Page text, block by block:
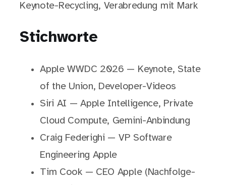
Keynote-Recycling, Verabredung mit Mark
Stichworte
Apple WWDC 2026 — Keynote, State
of the Union, Developer-Videos
Siri AI — Apple Intelligence, Private
Cloud Compute, Gemini-Anbindung
Craig Federighi — VP Software
Engineering Apple
Tim Cook — CEO Apple (Nachfolge-